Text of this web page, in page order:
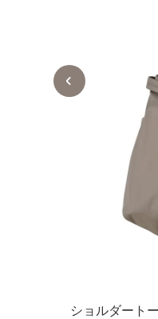
ショルダート